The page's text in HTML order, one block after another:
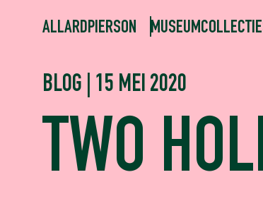
ALLARDPIERSON MUSEUM
BLOG | 15 MEI 2020
TWO